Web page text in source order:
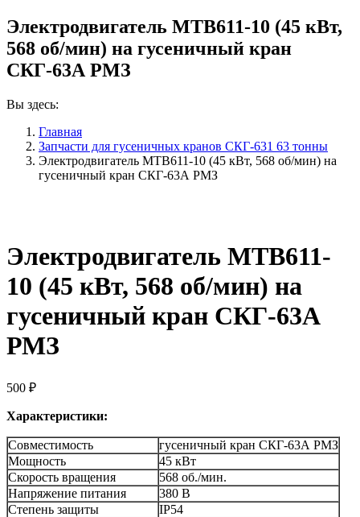
Электродвигатель МТВ611-10 (45 кВт,
568 об/мин) на гусеничный кран
СКГ-63А РМЗ
Вы здесь:
Главная
Запчасти для гусеничных кранов СКГ-631 63 тонны
Электродвигатель МТВ611-10 (45 кВт, 568 об/мин) на
гусеничный кран СКГ-63А РМЗ
Электродвигатель МТВ611-
10 (45 кВт, 568 об/мин) на
гусеничный кран СКГ-63А
РМЗ
500 ₽
Характеристики:
Совместимость
гусеничный кран СКГ-63А РМЗ
Мощность
45 кВт
Скорость вращения
568 об./мин.
Напряжение питания
380 В
Степень защиты
IP54